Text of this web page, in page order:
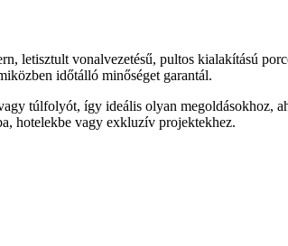
letisztult vonalvezetésű, pultos kialakítású
időtálló minőséget garantál.
túlfolyót, így ideális olyan megoldásokhoz,
hotelekbe vagy exkluzív projektekhez.